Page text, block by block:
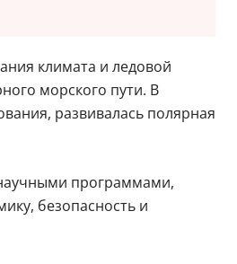
климата и ледовой
морского пути. В
развивалась полярная
программами,
безопасность и